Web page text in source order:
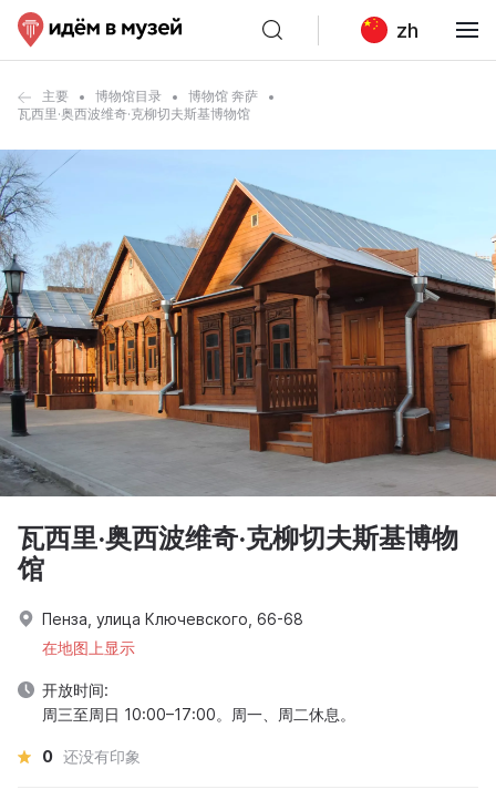
zh
主要 博物馆目录
博物馆 奔萨
瓦西里·奥西波维奇·克柳切夫斯基博物馆
瓦西里·奥西波维奇·克柳切夫斯基博物
馆
Пенза, улица Ключевского, 66-68
在地图上显示
开放时间:
周三至周日 10:00–17:00。周一、周二休息。
0 还没有印象